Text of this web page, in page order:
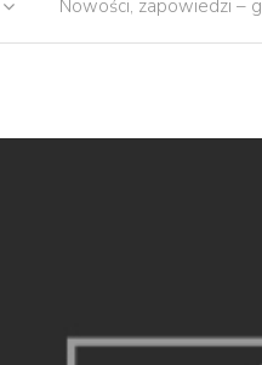
Nowości, zapowiedzi –